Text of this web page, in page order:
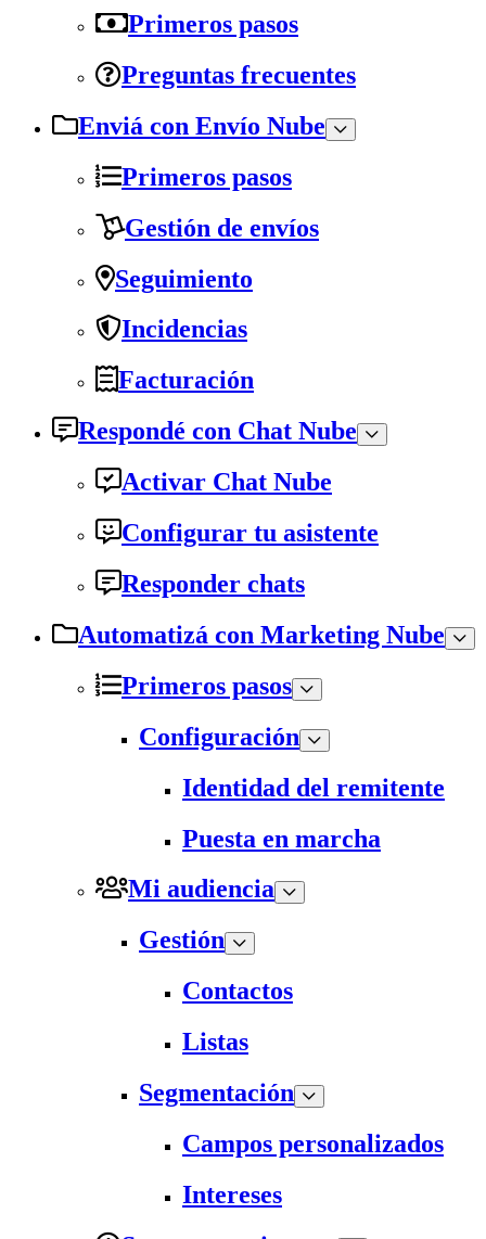
Primeros pasos
Preguntas frecuentes
Enviá con Envío Nube
Primeros pasos
Gestión de envíos
Seguimiento
Incidencias
Facturación
Respondé con Chat Nube
Activar Chat Nube
Configurar tu asistente
Responder chats
Automatizá con Marketing Nube
Primeros pasos
Configuración
Identidad del remitente
Puesta en marcha
Mi audiencia
Gestión
Contactos
Listas
Segmentación
Campos personalizados
Intereses